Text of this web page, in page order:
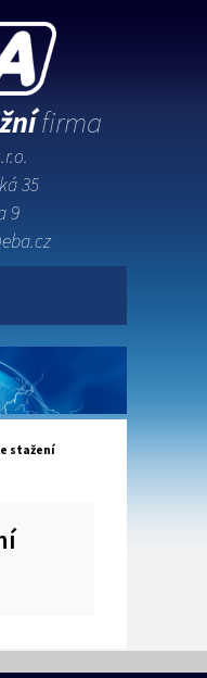
firma
35
9
stažení